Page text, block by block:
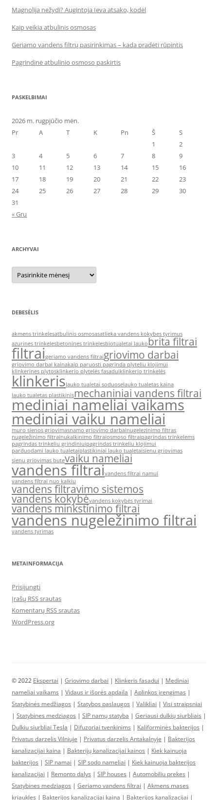
Magnolija nežydi? Augintoja Ieva atsako, kodėl
Kaip veikia atbulinis osmosas
Geriamo vandens filtrų pasirinkimas – kada pradėti rūpintis
Pagrindinė atbulinio osmoso paskirtis
PASKELBIMAI
2026 m. rugpjūčio mėn.
Pr
A T K Pn Š
S
1
2
3
4 5 6 7 8
9
10
11 12 13 14 15
16
17
18 19 20 21 22
23
24
25 26 27 28 29
30
31
« Gru
ARCHYVAI
Archyvai
DEBESĖLIS
akmens trinkelesatbulinis osmosasatlieka vandens kokybes tyrimus
azurines trinkelesbetonines trinkelesbiotualetai laukobrita filtrai
filtraigeriamo vandens filtraigriovimo darbai
griovimo darbai kainakaip paruosti pagrinda plyteliu klojimui
klinkerines plytosklinkerio plytelės fasaduiklinkerio trinkelės
klinkerislauko tualetai soduoselauko tualetas kaina
lauko tualetas plastikinismechaniniai vandens filtrai
mediniai nameliai vaikams
mediniai vaiku nameliai
muro sienos griovimasnamo griovimo darbainugelezinimo filtras
nugeležinimo filtrainukalkinimo filtraiosmoso filtraipagrindas trinkelems
pagrindas trinkeliu grindiniuipagrindas trinkeliu klojimui
parduodami lauko tualetaiplastikiniai lauko tualetaisienu griovimas
sienu griovimas butevaiku nameliai
vandens filtraivandens filtrai namui
vandens filtrai nuo kalkiu
vandens filtravimo sistemos
vandens kokybėvandens kokybės tyrimai
vandens minkstinimo filtrai
vandens nugeležinimo filtrai
vandens tyrimas
METAINFORMACIJA
Prisijungti
Įrašų RSS srautas
Komentarų RSS srautas
WordPress.org
© 2022 Ekspertai | Griovimo darbai | Klinkeris fasadui | Mediniai
nameliai vaikams | Vidaus ir išorės apdaila | Aplinkos įrengimas |
Statybinės medžiagos | Statybos paslaugos | Valikliai | Visi straipsniai
| Statybines medziagos | SIP namų statyba | Geriausi dulkių siurbliais |
Dulkiu siurbliai Tesla | Difuzoriai tvenkinims | Kaliforminės bakterijos |
Privatus darzelis Vilniuje | Privatus darzelis Antakalnyje | Bakterijos
kanalizacijai kaina | Bakterijų kanalizacijai kainos | Kiek kainuoja
bakterijos | SIP namai | SIP sodo nameliai | Kiek kainuoja bakterijos
kanalizacijai | Remonto dalys | SIP houses | Automobiliu prekes |
Statybines medziagos | Geriamo vandens filtrai | Akmens mases
kriaukles | Bakterijos kanalizacijai kaina | Bakterijos kanalizacijai |